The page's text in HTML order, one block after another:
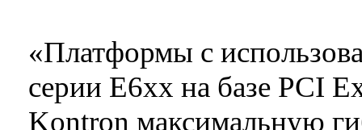
«Платформы с
серии E6xx на базе PCI
Kontron максимальную